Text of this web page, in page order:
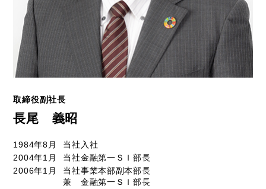
取締役副社長
長尾 義昭
1984年8月
当社入社
2004年1月
当社金融第一ＳＩ部長
2006年1月
当社事業本部副本部長
兼 金融第一ＳＩ部長